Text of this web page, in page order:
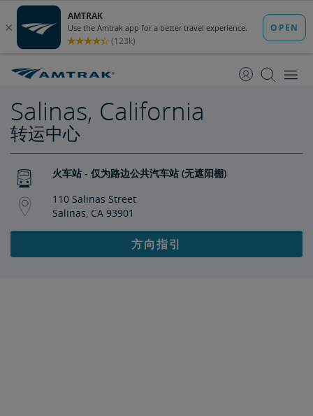
至
至
Salinas, California
转运中心
火车站 - 仅为路边公共汽车站 (无遮阳棚)
110 Salinas Street
Salinas, CA 93901
方向指引